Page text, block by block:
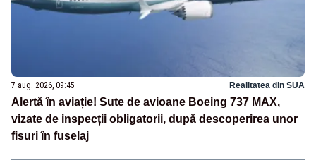
7 aug. 2026, 09:45 Realitatea din SUA
Alertă în aviație! Sute de avioane Boeing 737 MAX,
vizate de inspecții obligatorii, după descoperirea unor
fisuri în fuselaj